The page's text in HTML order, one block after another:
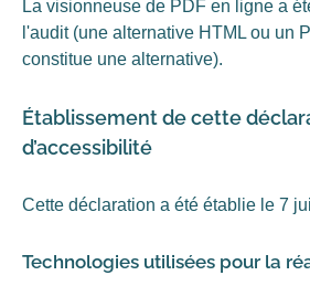
La visionneuse de PDF en ligne a
l'audit (une alternative HTML ou un
constitue une alternative).
Établissement de cette
d’accessibilité
Cette déclaration a été établie le 7
Technologies utilisées pour la